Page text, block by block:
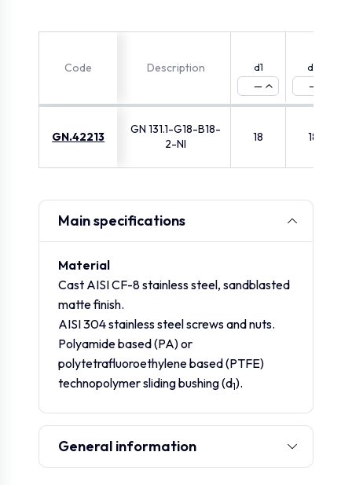
Code Description
d1
—
d2
—
GN.42213
GN 131.1-G18-B18-
2-NI
18 18
Main specifications
Material
Cast AISI CF-8 stainless steel, sandblasted
matte finish.
AISI 304 stainless steel screws and nuts.
Polyamide based (PA) or
polytetrafluoroethylene based (PTFE)
technopolymer sliding bushing (d1).
General information